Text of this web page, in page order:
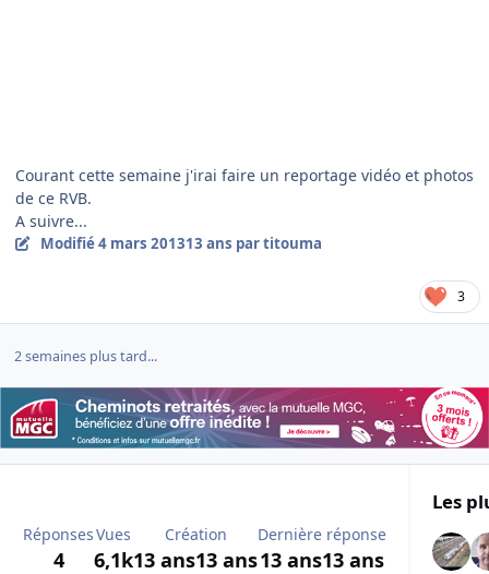
Courant cette semaine j'irai faire un reportage vidéo et photos
de ce RVB.
A suivre...
Modifié4 mars 201313 ans par titouma
3
2 semaines plus tard...
Réponses
4
Vues
6,1k
Création
13 ans13 ans
Dernière réponse
13 ans13 ans
Les